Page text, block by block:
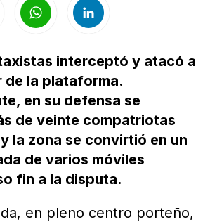
interceptó y atacó a
de la plataforma.
en su defensa se
de veinte compatriotas
la zona se convirtió en un
de varios móviles
fin a la disputa.
en pleno centro porteño,